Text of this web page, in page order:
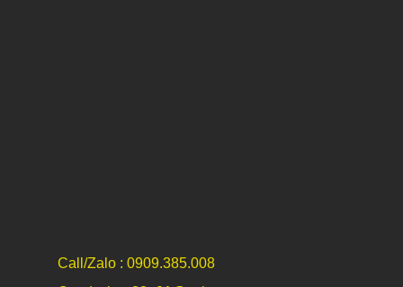
Call/Zalo : 0909.385.008